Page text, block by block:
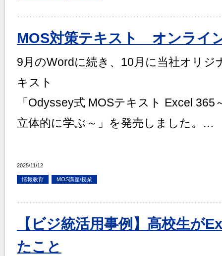
MOS対策テキスト オンライ
9月のWordに続き、10月に当社オリジ
キスト
「Odyssey式 MOSテキスト Excel
立体的に学ぶ～」を発売しました。…
2025/11/12
情報教育 MOS講座/授業
【ビジ統活用事例】高校生が
たこと